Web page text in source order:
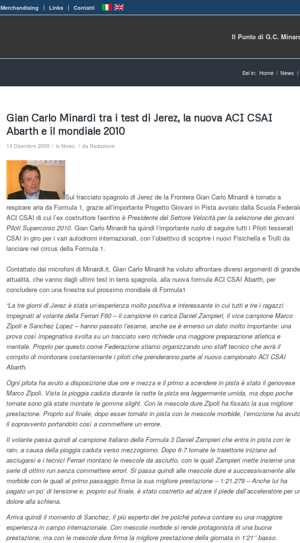
Merchandising Links Contatti
Il Punto di G.C.
Sei in: Home / News /
Gian Carlo Minardi tra i test di Jerez, la nuova ACI CSAI
Abarth e il mondiale 2010
14 Dicembre 2009 / in News / da Redazione
Sul tracciato spagnolo di Jerez de la Frontera Gian Carlo Minardi è tornato a
respirare aria da Formula 1, grazie all’importante Progetto Giovani in Pista avviato dalla Scuola
ACI CSAI di cui l’ex costruttore faentino è Presidente del Settore Velocità per la selezione dei giovani
Piloti Supercorso 2010. Gian Carlo Minardi ha quindi l’importante ruolo di seguire tutti i Piloti tesserati
CSAI in giro per i vari autodromi internazionali, con l’obiettivo di scoprire i nuovi Fisichella e Trulli da
lanciare nel circus della Formula 1.
Contattato dai microfoni di Minardi.it, Gian Carlo Minardi ha voluto affrontare diversi argomenti di grande
attualità, che vanno dagli ultimi test in terra spagnola, alla nuova formula ACI CSAI Abarth, per
concludere con una finestra sul prossimo mondiale di Formula1
“La tre giorni di Jerez è stata un’esperienza molto positiva e interessante in cui tutti e tre i ragazzi
impegnati al volante della Ferrari F60 – il campione in carica Daniel Zampieri, il vice campione Marco
Zipoli e Sanchez Lopez – hanno passato l’esame, anche se è emerso un dato molto importante: una
prova così impegnativa svolta su un tracciato vero richiede una maggiore preparazione atletica e
mentale. Proprio per questo come Federazione stiamo organizzando uno staff tecnico che avrà il
compito di monitorare costantemente i piloti che prenderanno parte al nuovo campionato ACI CSAI
Abarth.
Ogni pilota ha avuto a disposizione due ore e mezza e il primo a scendere in pista è stato il genovese
Marco Zipoli. Vista la pioggia caduta durante la notte la pista era leggermente umida, ma dopo poche
tornate sono già state montate le gomme slight. Con le mescole dure Zipoli ha fissato la sua migliore
prestazione. Proprio sul finale, dopo esser tornato in pista con le mescole morbide, l’emozione ha avuto
il sopravvento portandolo così a commettere un errore.
Il volante passa quindi al campione italiano della Formula 3 Daniel Zampieri che entra in pista con le
rain, a causa della pioggia caduta verso mezzogiorno. Dopo 6-7 tornate le traiettorie iniziano ad
asciugarsi e i tecnici Ferrari montano le mescole da asciutto, con le quali Zampieri mette insieme una
serie di ottimi run senza commettere errori. Si passa quindi alle mescole dure e successivamente alle
morbide con le quali al primo passaggio firma la sua migliore prestazione – 1:21.279 – Anche lui ha
pagato un po’ di tensione e, proprio sul finale, è stato costretto ad alzare il piede dall’acceleratore per
dolore alla schiena.
Arriva quindi il momento di Sanchez, il più esperto dei tre poiché poteva contare su una maggiore
esperienza in campo internazionale. Con mescole morbide si rende protagonista di una buona
prestazione, ma con le mescole dure firma la migliore prestazione della giornata in 1’21’’ basso.